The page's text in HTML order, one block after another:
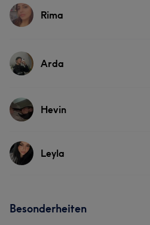
Services
Portfolio
Rima
Services
Portfolio
Arda
Services
Portfolio
Hevin
ServicesLeyla
Besonderheiten